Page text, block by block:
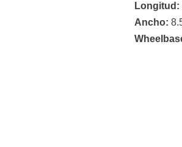
Longitud:
Ancho: